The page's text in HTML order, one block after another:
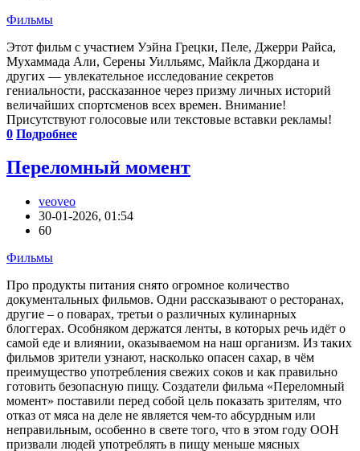
Фильмы
Этот фильм с участием Уэйна Грецки, Пеле, Джерри Райса,
Мухаммада Али, Серены Уилльямс, Майкла Джордана и
других — увлекательное исследование секретов
гениальности, рассказанное через призму личных историй
величайших спортсменов всех времен. Внимание!
Присутствуют голосовые или текстовые вставки рекламы!
0 Подробнее
Переломный момент
veoveo
30-01-2026, 01:54
60
Фильмы
Про продукты питания снято огромное количество
документальных фильмов. Одни рассказывают о ресторанах,
другие – о поварах, третьи о различных кулинарных
блоггерах. Особняком держатся ленты, в которых речь идёт о
самой еде и влиянии, оказываемом на наш организм. Из таких
фильмов зрители узнают, насколько опасен сахар, в чём
преимущество употребления свежих соков и как правильно
готовить безопасную пищу. Создатели фильма «Переломный
момент» поставили перед собой цель показать зрителям, что
отказ от мяса на деле не является чем-то абсурдным или
неправильным, особенно в свете того, что в этом году ООН
призвали людей употреблять в пищу меньше мясных